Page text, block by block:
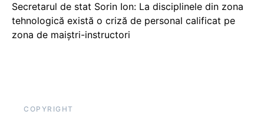
Secretarul de stat Sorin Ion: La disciplinele din zona
tehnologică există o criză de personal calificat pe
zona de maiștri-instructori
COPYRIGHT